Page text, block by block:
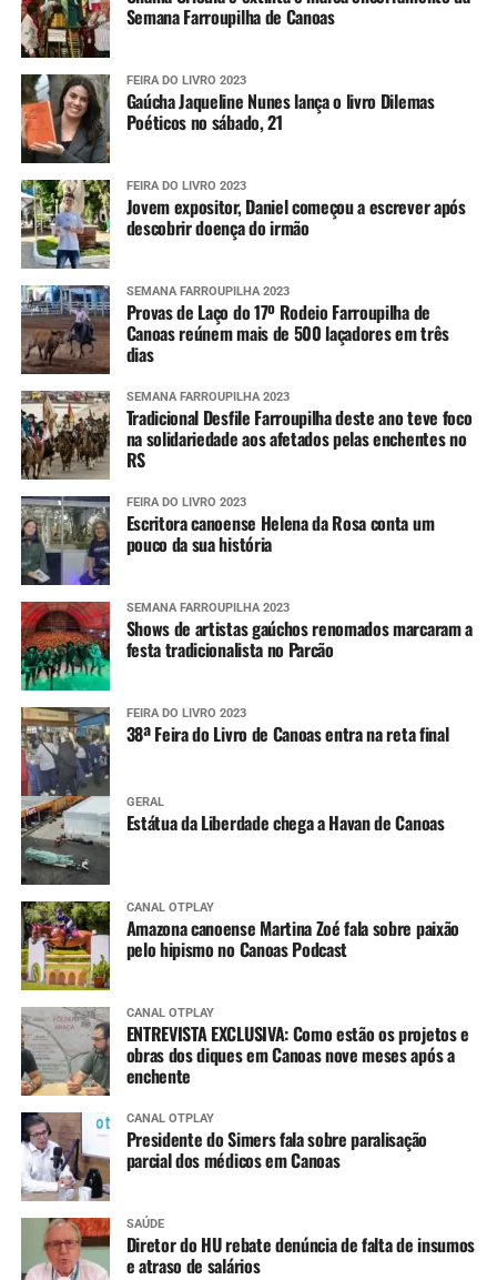
Alertas
Para aumentar o nível de prevenção, as pessoas podem se
cadastrar para receberem os alertas meteorológicos da
Defesa Civil estadual. Para isso, é necessário enviar o CEP
da localidade por SMS para o número 40199. Em seguida,
uma confirmação é enviada, tornando o número
disponível para receber as informações sempre que elas
forem divulgadas.
Também é possível se cadastrar via aplicativo Whatsapp.
Para ter acesso ao serviço, é necessário se registrar pelo
telefone (61) 2034-4611 ou clicandoaqui. Em seguida, é
preciso interagir com o robô de atendimento enviando
um simples “Oi”.
Após a primeira interação, o usuário pode compartilhar
sua localização atual ou qualquer outra do seu interesse
para, dessa forma, receber as mensagens que serão
encaminhadas pela Defesa Civil estadual.
Semana Farroupilha de Canoas
FEIRA DO LIVRO 2023
Gaúcha Jaqueline Nunes lança o livro Dilemas
Poéticos no sábado, 21
FEIRA DO LIVRO 2023
Jovem expositor, Daniel começou a escrever após
descobrir doença do irmão
SEMANA FARROUPILHA 2023
Provas de Laço do 17º Rodeio Farroupilha de
Canoas reúnem mais de 500 laçadores em três
dias
SEMANA FARROUPILHA 2023
Tradicional Desfile Farroupilha deste ano teve foco
na solidariedade aos afetados pelas enchentes no
RS
FEIRA DO LIVRO 2023
Escritora canoense Helena da Rosa conta um
pouco da sua história
SEMANA FARROUPILHA 2023
Shows de artistas gaúchos renomados marcaram a
festa tradicionalista no Parcão
FEIRA DO LIVRO 2023
38ª Feira do Livro de Canoas entra na reta final
GERAL
Estátua da Liberdade chega a Havan de Canoas
CANAL OTPLAY
Amazona canoense Martina Zoé fala sobre paixão
pelo hipismo no Canoas Podcast
CANAL OTPLAY
ENTREVISTA EXCLUSIVA: Como estão os projetos e
obras dos diques em Canoas nove meses após a
enchente
CANAL OTPLAY
Presidente do Simers fala sobre paralisação
parcial dos médicos em Canoas
SAÚDE
Diretor do HU rebate denúncia de falta de insumos
e atraso de salários